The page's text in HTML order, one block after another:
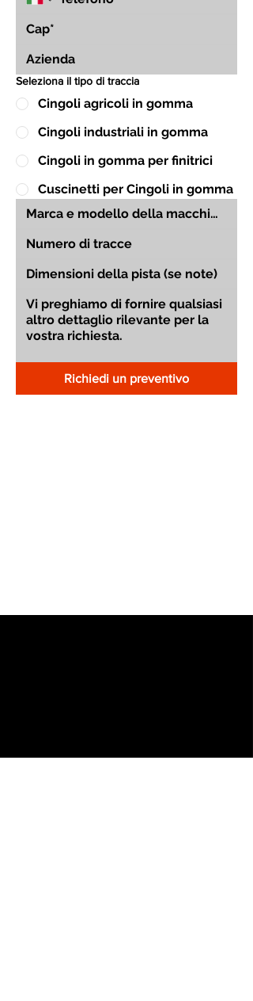
Seleziona il tipo di traccia
Cingoli agricoli in gomma
Cingoli industriali in gomma
Cingoli in gomma per finitrici
Cuscinetti per Cingoli in gomma
Richiedi un preventivo